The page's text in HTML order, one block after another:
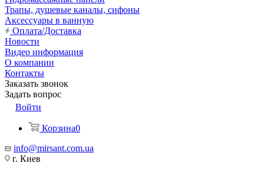
Трапы, душевые каналы, сифоны
Аксессуары в ванную
Оплата/Доставка
Новости
Видео информация
О компании
Контакты
Заказать звонок
Задать вопрос
Войти
Корзина0
info@mirsant.com.ua
г. Киев